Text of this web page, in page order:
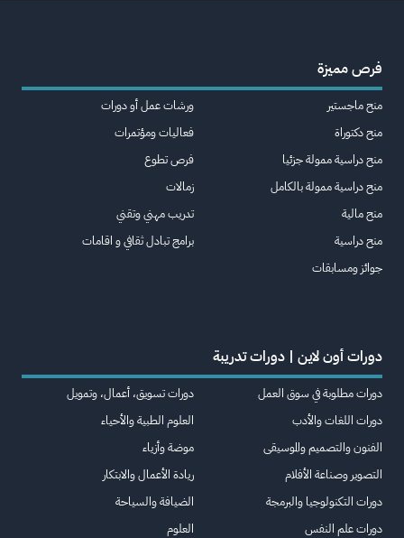
فرص مميزة
منح ماجستير
منح دكتوراة
منح دراسية ممولة جزئيا
منح دراسية ممولة بالكامل
منح مالية
منح دراسية
جوائز ومسابقات
ورشات عمل أو دورات
فعاليات ومؤتمرات
فرص تطوع
زمالات
تدريب مهني وتقني
برامج تبادل ثقافي و اقامات
دورات أون لاين | دورات تدريبة
دورات مطلوبة في سوق العمل
دورات اللغات والأدب
الفنون والتصميم والموسيقى
التصوير وصناعة الأفلام
دورات التكنولوجيا والبرمجة
دورات علم النفس
دورات تسويق، أعمال، وتمويل
العلوم الطبية والأحياء
موضة وأزياء
ريادة الأعمال والابتكار
الضيافة والسياحة
العلوم